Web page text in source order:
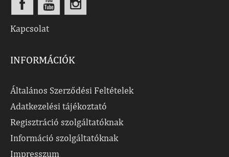
Kapcsolat
INFORMÁCIÓK
Általános Szerződési Feltételek
Adatkezelési tájékoztató
Regisztráció szolgáltatóknak
Információ szolgáltatóknak
Impresszum